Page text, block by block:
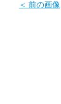
＜ 前の画像